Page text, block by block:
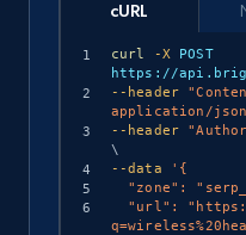
cURL
curl -X POST
https://
--header
application/
--header
\
--data
'{